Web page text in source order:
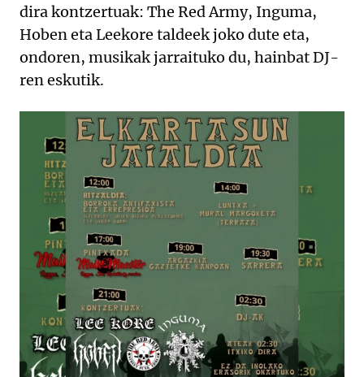
dira kontzertuak: The Red Army, Inguma,
Hoben eta Leekore taldeek joko dute eta,
ondoren, musikak jarraituko du, hainbat DJ-
ren eskutik.